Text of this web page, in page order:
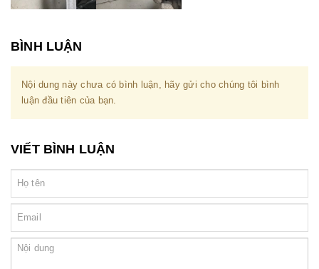
BÌNH LUẬN
Nội dung này chưa có bình luận, hãy gửi cho chúng tôi bình
luận đầu tiên của bạn.
VIẾT BÌNH LUẬN